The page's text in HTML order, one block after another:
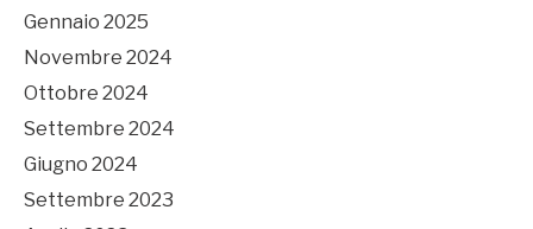
Gennaio 2025
Novembre 2024
Ottobre 2024
Settembre 2024
Giugno 2024
Settembre 2023